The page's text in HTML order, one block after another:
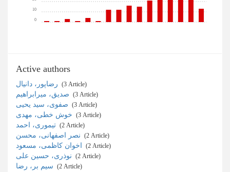
0
10
Active authors
‎ (3 Article)
‎ (3 Article)
‎ (3 Article)
‎ (3 Article)
‎ (2 Article)
‎ (2 Article)
‎ (2 Article)
‎ (2 Article)
‎ (2 Article)